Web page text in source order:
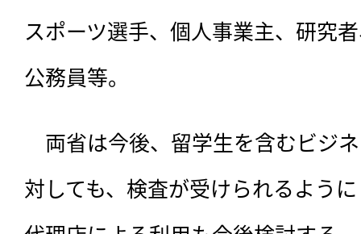
スポーツ選手、個人事業主、研究
公務員等。
両省は今後、留学生を含むビジ
対しても、検査が受けられるよう